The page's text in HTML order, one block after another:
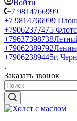
Войти
+7 9814766999
+7 9814766999
+79062377475
+79637398738
+79062389792
+79062389445г.
Заказать звонок